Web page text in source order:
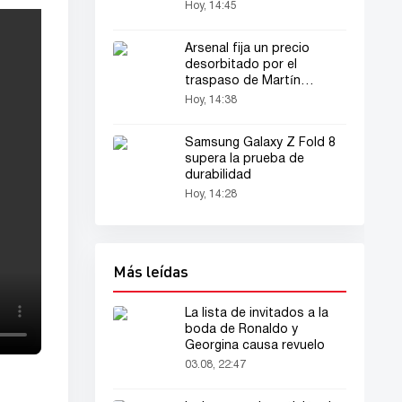
Hoy, 14:45
Arsenal fija un precio
desorbitado por el
traspaso de Martín
Zubimendi
Hoy, 14:38
Samsung Galaxy Z Fold 8
supera la prueba de
durabilidad
Hoy, 14:28
Más leídas
La lista de invitados a la
boda de Ronaldo y
Georgina causa revuelo
03.08, 22:47